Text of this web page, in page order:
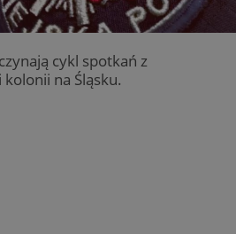
cykl spotkań z
na Śląsku.